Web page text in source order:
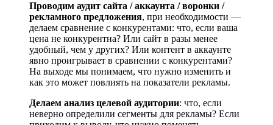
Проводим аудит сайта / аккаунта / воронки /
рекламного предложения, при необходимости —
делаем сравнение с конкурентами: что, если ваша
цена не конкурентна? Или сайт в разы менее
удобный, чем у других? Или контент в аккаунте
явно проигрывает в сравнении с конкурентами?
На выходе мы понимаем, что нужно изменить и
как это может повлиять на показатели рекламы.
Делаем анализ целевой аудитории: что, если
неверно определили сегменты для рекламы? Если